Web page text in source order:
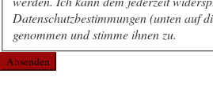
Datenschutzbestimmungen (unten auf
genommen und stimme ihnen zu.
Absenden